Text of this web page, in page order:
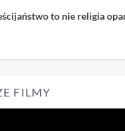
to nie religia
FILMY